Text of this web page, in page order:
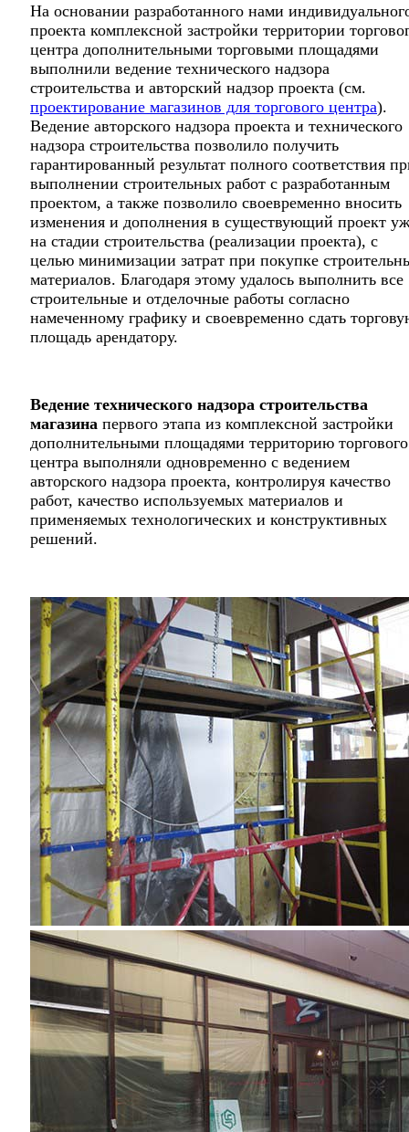
На основании разработанного нами
проекта комплексной застройки территории
центра дополнительными торговыми площадями
выполнили ведение технического надзора
строительства и авторский надзор проекта (см.
проектирование магазинов для торгового центра).
Ведение авторского надзора проекта и технического
надзора строительства позволило получить
гарантированный результат полного соответствия
выполнении строительных работ с разработанным
проектом, а также позволило своевременно вносить
изменения и дополнения в существующий проект
на стадии строительства (реализации проекта), с
целью минимизации затрат при покупке
материалов. Благодаря этому удалось выполнить все
строительные и отделочные работы согласно
намеченному графику и своевременно сдать
площадь арендатору.
Ведение технического надзора строительства
магазина первого этапа из комплексной застройки
дополнительными площадями территорию торгового
центра выполняли одновременно с ведением
авторского надзора проекта, контролируя качество
работ, качество используемых материалов и
применяемых технологических и конструктивных
решений.